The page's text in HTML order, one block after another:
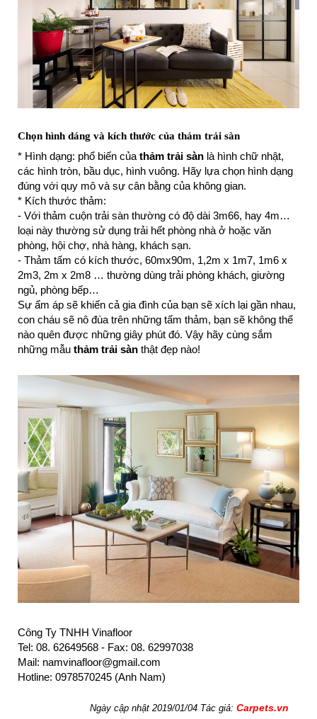
Chọn hình dáng và kích thước của thảm trải sàn
* Hình dạng: phổ biến của thảm trải sàn là hình chữ nhật,
các hình tròn, bầu dục, hình vuông. Hãy lựa chọn hình dạng
đúng với quy mô và sự cân bằng của không gian.
* Kích thước thảm:
- Với thảm cuộn trải sàn thường có độ dài 3m66, hay 4m…
loại này thường sử dụng trải hết phòng nhà ở hoặc văn
phòng, hội chợ, nhà hàng, khách sạn.
- Thảm tấm có kích thước, 60mx90m, 1,2m x 1m7, 1m6 x
2m3, 2m x 2m8 … thường dùng trải phòng khách, giường
ngủ, phòng bếp…
Sự ấm áp sẽ khiến cả gia đình của bạn sẽ xích lại gần nhau,
con cháu sẽ nô đùa trên những tấm thảm, bạn sẽ không thể
nào quên được những giây phút đó. Vậy hãy cùng sắm
những mẫu thảm trải sàn thật đẹp nào!
Công Ty TNHH Vinafloor
Tel: 08. 62649568 - Fax: 08. 62997038
Mail: namvinafloor@gmail.com
Hotline: 0978570245 (Anh Nam)
Ngày cập nhật 2019/01/04 Tác giả: Carpets.vn